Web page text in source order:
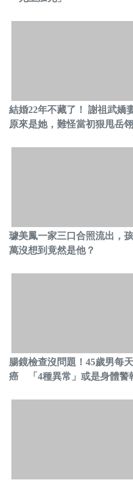
結婚22年不藏了！ 謝祖武嬌
原來是她，難怪當初狠甩岳
璩美鳳一家三口合照流出，
萬沒想到竟然是他？
腸鏡檢查沒問題！45歲男每
癌 「4種異常」或是身體警